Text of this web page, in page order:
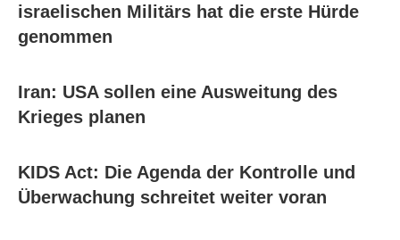
israelischen Militärs hat die erste Hürde
genommen
Iran: USA sollen eine Ausweitung des
Krieges planen
KIDS Act: Die Agenda der Kontrolle und
Überwachung schreitet weiter voran